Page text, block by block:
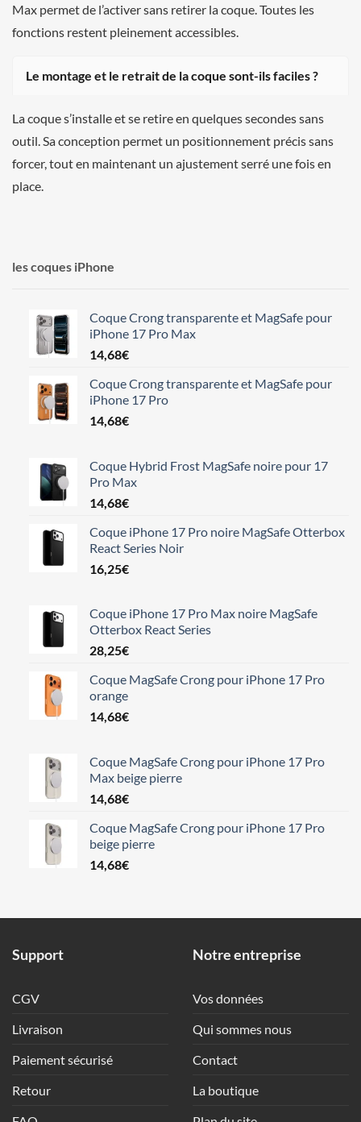
Max permet de l’activer sans retirer la coque. Toutes les
fonctions restent pleinement accessibles.
Le montage et le retrait de la coque sont-ils faciles ?
La coque s’installe et se retire en quelques secondes sans
outil. Sa conception permet un positionnement précis sans
forcer, tout en maintenant un ajustement serré une fois en
place.
les coques iPhone
Coque Crong transparente et MagSafe pour
iPhone 17 Pro Max
14,68€
Coque Crong transparente et MagSafe pour
iPhone 17 Pro
14,68€
Coque Hybrid Frost MagSafe noire pour 17
Pro Max
14,68€
Coque iPhone 17 Pro noire MagSafe Otterbox
React Series Noir
16,25€
Coque iPhone 17 Pro Max noire MagSafe
Otterbox React Series
28,25€
Coque MagSafe Crong pour iPhone 17 Pro
orange
14,68€
Coque MagSafe Crong pour iPhone 17 Pro
Max beige pierre
14,68€
Coque MagSafe Crong pour iPhone 17 Pro
beige pierre
14,68€
Support
CGV
Livraison
Paiement sécurisé
Retour
Notre entreprise
Vos données
Qui sommes nous
Contact
La boutique